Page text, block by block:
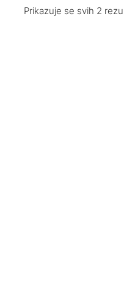
Prikazuje se svih 2